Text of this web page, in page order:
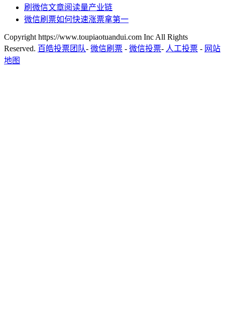
刷微信文章阅读量产业链
微信刷票如何快速涨票拿第一
Copyright https://www.toupiaotuandui.com Inc All Rights
Reserved. 百皓投票团队- 微信刷票 - 微信投票- 人工投票 - 网站
地图